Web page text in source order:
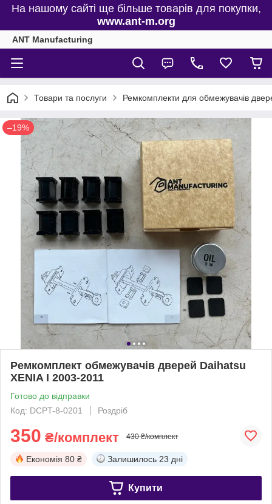
На нашому сайті ще більше товарів для покупки,
www.ant-m.org
ANT Manufacturing
Товари та послуги Ремкомплекти для обмежувачів
–19%
Ремкомплект обмежувачів дверей Daihatsu
XENIA I 2003-2011
Готово до відправки
Код: DCPT-8-0201
Роздріб
350 ₴/комплект 430 ₴/комплект
Економія 80 ₴ Залишилось 23 дні
Купити